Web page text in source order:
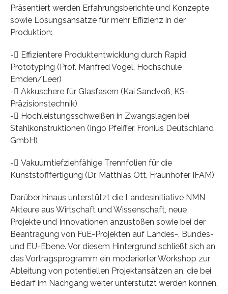
Präsentiert werden Erfahrungsberichte und Konzepte
sowie Lösungsansätze für mehr Effizienz in der
Produktion:
- Effizientere Produktentwicklung durch Rapid
Prototyping (Prof. Manfred Vogel, Hochschule
Emden/Leer)
- Akkuschere für Glasfasern (Kai Sandvoß, KS-
Präzisionstechnik)
- Hochleistungsschweißen in Zwangslagen bei
Stahlkonstruktionen (Ingo Pfeiffer, Fronius Deutschland
GmbH)
- Vakuumtiefziehfähige Trennfolien für die
Kunststofffertigung (Dr. Matthias Ott, Fraunhofer IFAM)
Darüber hinaus unterstützt die Landesinitiative NMN
Akteure aus Wirtschaft und Wissenschaft, neue
Projekte und Innovationen anzustoßen sowie bei der
Beantragung von FuE-Projekten auf Landes-, Bundes-
und EU-Ebene. Vor diesem Hintergrund schließt sich an
das Vortragsprogramm ein moderierter Workshop zur
Ableitung von potentiellen Projektansätzen an, die bei
Bedarf im Nachgang weiter unterstützt werden können.